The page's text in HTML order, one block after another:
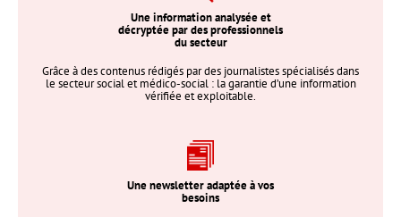
Une information analysée et
décryptée par des professionnels
du secteur
Grâce à des contenus rédigés par des journalistes spécialisés dans
le secteur social et médico-social : la garantie d’une information
vérifiée et exploitable.
Une newsletter adaptée à vos
besoins